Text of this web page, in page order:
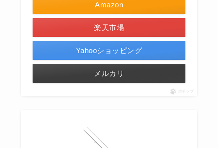
Amazon
楽天市場
Yahooショッピング
メルカリ
ポチップ